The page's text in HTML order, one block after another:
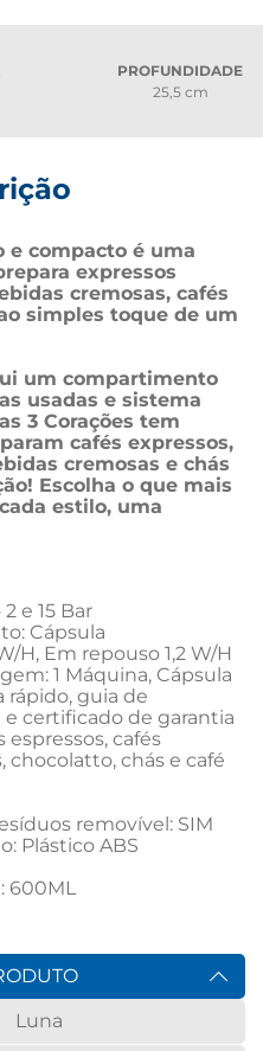
PROFUNDIDADE
25,5 cm
e compacto é uma
expressos
cremosas, cafés
simples toque de um
um compartimento
usadas e sistema
3 Corações tem
cafés expressos,
cremosas e chás
Escolha o que mais
estilo, uma
e 15 Bar
Cápsula
H, Em repouso 1,2 W/H
1 Máquina, Cápsula
rápido, guia de
certificado de garantia
espressos, cafés
chocolatto, chás e café
removível: SIM
Plástico ABS
600ML
Luna